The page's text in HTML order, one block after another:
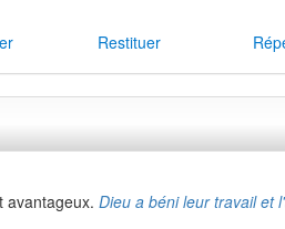
Restituer
avantageux. Dieu a béni leur travail et